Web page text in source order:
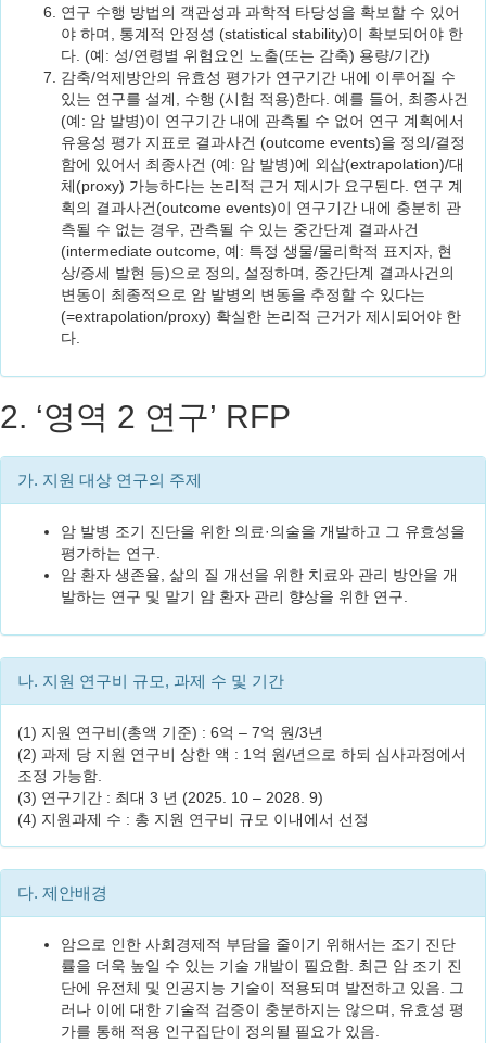
연구 수행 방법의 객관성과 과학적 타당성을 확보할 수 있어
야 하며, 통계적 안정성 (statistical stability)이 확보되어야 한
다. (예: 성/연령별 위험요인 노출(또는 감축) 용량/기간)
감축/억제방안의 유효성 평가가 연구기간 내에 이루어질 수
있는 연구를 설계, 수행 (시험 적용)한다. 예를 들어, 최종사건
(예: 암 발병)이 연구기간 내에 관측될 수 없어 연구 계획에서
유용성 평가 지표로 결과사건 (outcome events)을 정의/결정
함에 있어서 최종사건 (예: 암 발병)에 외삽(extrapolation)/대
체(proxy) 가능하다는 논리적 근거 제시가 요구된다. 연구 계
획의 결과사건(outcome events)이 연구기간 내에 충분히 관
측될 수 없는 경우, 관측될 수 있는 중간단계 결과사건
(intermediate outcome, 예: 특정 생물/물리학적 표지자, 현
상/증세 발현 등)으로 정의, 설정하며, 중간단계 결과사건의
변동이 최종적으로 암 발병의 변동을 추정할 수 있다는
(=extrapolation/proxy) 확실한 논리적 근거가 제시되어야 한
다.
2. ‘영역 2 연구’ RFP
가. 지원 대상 연구의 주제
암 발병 조기 진단을 위한 의료·의술을 개발하고 그 유효성을
평가하는 연구.
암 환자 생존율, 삶의 질 개선을 위한 치료와 관리 방안을 개
발하는 연구 및 말기 암 환자 관리 향상을 위한 연구.
나. 지원 연구비 규모, 과제 수 및 기간
(1) 지원 연구비(총액 기준) : 6억 – 7억 원/3년
(2) 과제 당 지원 연구비 상한 액 : 1억 원/년으로 하되 심사과정에서
조정 가능함.
(3) 연구기간 : 최대 3 년 (2025. 10 – 2028. 9)
(4) 지원과제 수 : 총 지원 연구비 규모 이내에서 선정
다. 제안배경
암으로 인한 사회경제적 부담을 줄이기 위해서는 조기 진단
률을 더욱 높일 수 있는 기술 개발이 필요함. 최근 암 조기 진
단에 유전체 및 인공지능 기술이 적용되며 발전하고 있음. 그
러나 이에 대한 기술적 검증이 충분하지는 않으며, 유효성 평
가를 통해 적용 인구집단이 정의될 필요가 있음.